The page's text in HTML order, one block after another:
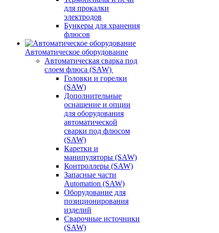
для прокалки
электродов
Бункеры для хранения
флюсов
Автоматическое оборудование
Автоматическая сварка под
слоем флюса (SAW)
Головки и горелки
(SAW)
Дополнительные
оснащение и опции
для оборудования
автоматической
сварки под флюсом
(SAW)
Каретки и
манипуляторы (SAW)
Контроллеры (SAW)
Запасные части
Automation (SAW)
Оборудование для
позиционирования
изделий
Сварочные источники
(SAW)